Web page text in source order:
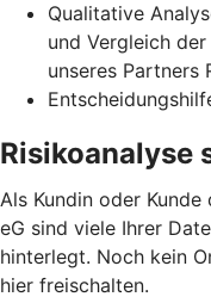
Qualitative
und Vergleich
unseres Partners
Risikoanalyse
Als Kundin oder
eG sind viele Ihrer
hinterlegt. Noch kein
hier freischalten.